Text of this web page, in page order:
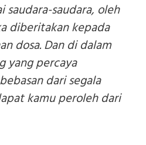
saudara-saudara, oleh
diberitakan kepada
dosa. Dan di dalam
yang percaya
dari segala
kamu peroleh dari